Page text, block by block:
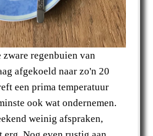
zware regenbuien van
afgekoeld naar zo'n 20
een prima temperatuur
ook wat ondernemen.
weinig afspraken,